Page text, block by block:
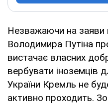
Незважаючи на
Володимира Путіна
вистачає власних
вербувати іноземців
України Кремль не
активно проходить.